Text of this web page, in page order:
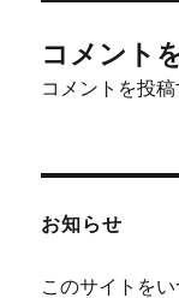
コメント
コメントを投
お知らせ
このサイトを